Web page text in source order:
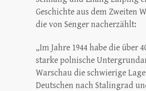
Geschichte aus dem Zweiten
die von Senger nacherzählt:
„Im Jahre 1944 habe die über
starke polnische
Warschau die schwierige
Deutschen nach Stalingrad